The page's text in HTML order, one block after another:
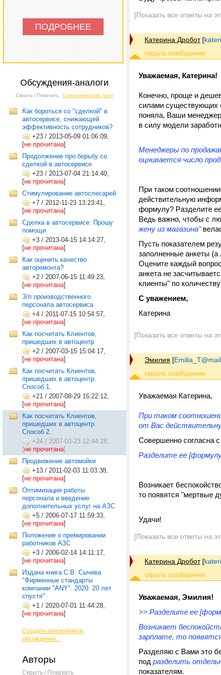
ПОДРОБНЕЕ
Обсуждения-аналоги
Скрыть / Показать Сортировать по дате
Как бороться со "сделкой" в
автосервисе, снижающей
эффективность сотрудников?
+23 / 2013-05-09 01:06:09,
[не прочитана]
Продолжение про борьбу со
сделкой в автосервисе
+23 / 2013-07-04 21:14:40,
[не прочитана]
Стимулирование автослесарей
+7 / 2012-11-23 13:23:41,
[не прочитана]
Сделка в автосервисе. Прошу
помощи
+3 / 2013-04-15 14:14:27,
[не прочитана]
Как оценить качество
авторемонта?
+2 / 2007-06-15 11:49:23,
[не прочитана]
З/п производственного
персонала автосервиса
+4 / 2011-07-15 10:54:57,
[не прочитана]
Как посчитать Клиентов,
пришедших в автоцентр
+2 / 2007-03-15 15:04:17,
[не прочитана]
Как посчитать Клиентов,
пришедших в автоцентр.
Способ 1.
+21 / 2007-08-29 16:22:12,
[не прочитана]
Как посчитать Клиентов,
пришедших в автоцентр.
Способ 2.
+24 / 2007-03-23 12:44:28,
[не прочитана]
Продвижение автомойки
+13 / 2011-02-03 11:03:38,
[не прочитана]
Оптимизация работы
персонала и введение
дополнительных услуг на АЗС
+5 / 2006-07-17 11:59:33,
[не прочитана]
Положение о премировании
работников АЗС
+3 / 2006-02-14 14:11:17,
[не прочитана]
Издана книга С.В. Сычева
"Фирменные стандарты
компании "ANY". 2020. 20 лет
спустя"
+1 / 2020-07-01 11:44:28,
[не прочитана]
Создать аналогичное
обсуждение...
Авторы
Скрыть / Показать
[Показать все ответы на
Катерина Дробот [
Уважаемая, Катерина!
Конечно, проще и
силами существующих
поняла, Ваши
в силу модели
Менеджеры по
оцнивается число
При таком
действительную
формулу? Разделите
Ведь важно, чтобы с
жену из магазина"
Пусть показателем
заполненные анкеты (а
Оцените каждый
анкета не
клиенты" по
С уважением,
Катерина
[Показать все ответы на
Эмилия [
Уважаемая Катерина,
При таком
от Вас
Совершенно согласна
Разделите ее
Возникает
то появятся "мертвые
Удачи!
[Показать все ответы на
Катерина Дробот [
Уважаемая, Эмилия!
>> Разделите ее
Возникает
зарплате, то
Разделяю с Вами это
под разделить
показателям.